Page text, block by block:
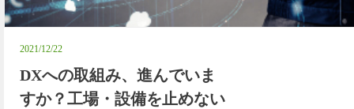
2021/12/22
DXへの取組み、進んでいま
すか？工場・設備を止めない